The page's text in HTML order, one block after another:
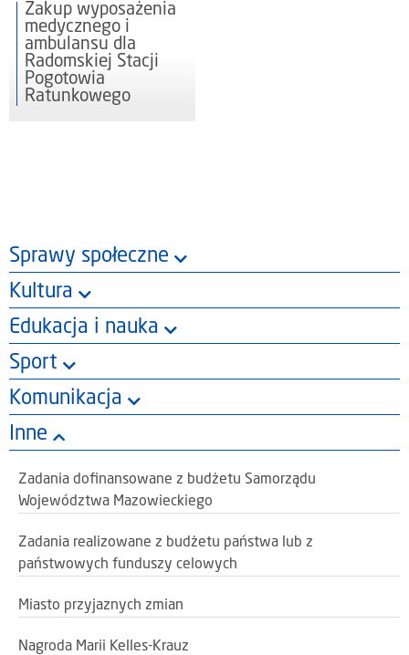
Sprawy społeczne
Kultura
Edukacja i nauka
Sport
Komunikacja
Inne
Zadania dofinansowane z budżetu Samorządu
Województwa Mazowieckiego
Zadania realizowane z budżetu państwa lub z
państwowych funduszy celowych
Miasto przyjaznych zmian
Nagroda Marii Kelles-Krauz
Zakup wyposażenia
medycznego i
ambulansu dla
Radomskiej Stacji
Pogotowia
Ratunkowego